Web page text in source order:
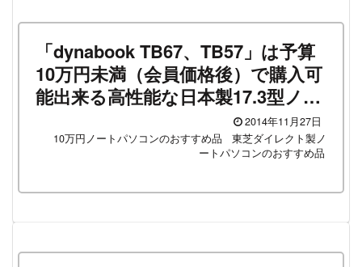
「dynabook TB67、TB57」は予算
10万円未満（会員価格後）で購入可
能出来る高性能な日本製17.3型ノー
2014年11月27日
10万円ノートパソコンのおすすめ品
東芝ダイレクト製ノ
ートパソコンのおすすめ品